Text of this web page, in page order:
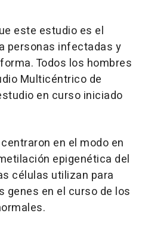
este estudio es el
personas infectadas y
Todos los hombres
Multicéntrico de
en curso iniciado
en el modo en
epigenética del
células utilizan para
genes en el curso de los